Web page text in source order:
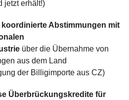
jetzt erhält!)
koordinierte Abstimmungen mit
über die Übernahme von
aus dem Land
der Billigimporte aus CZ)
Überbrückungskredite für